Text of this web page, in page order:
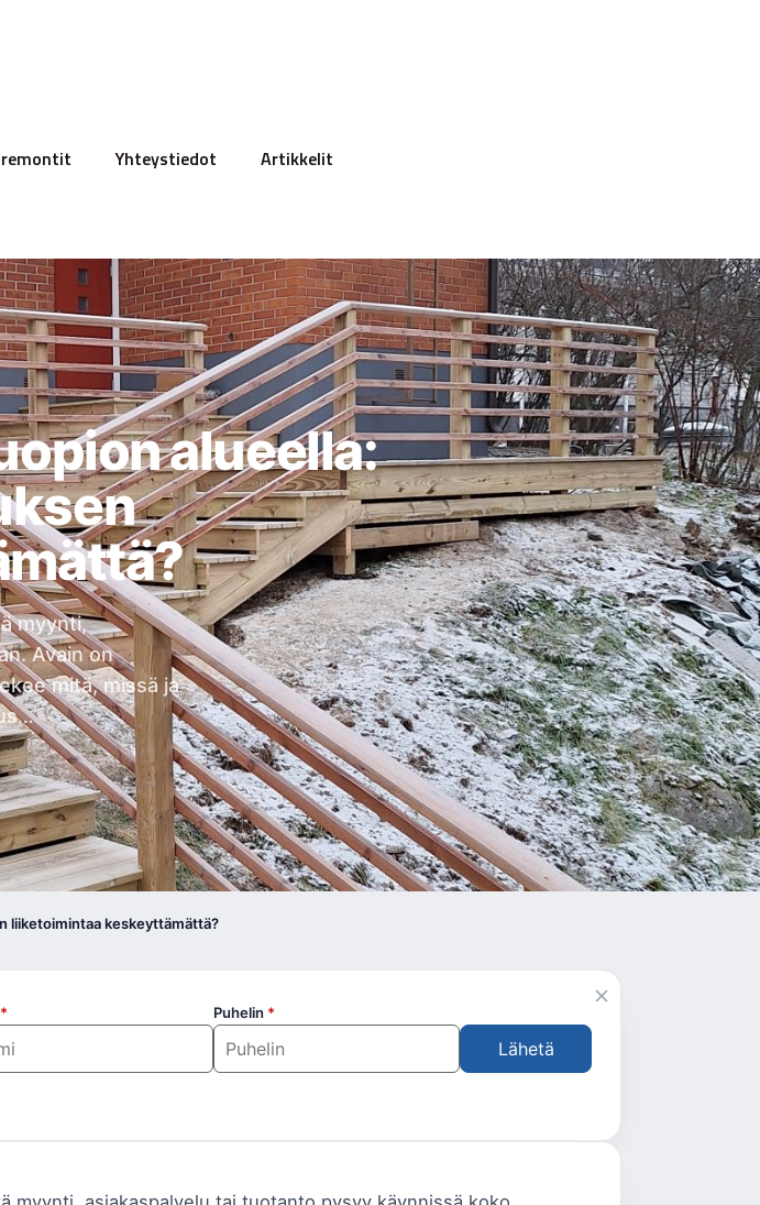
Yhteystiedot Artikkelit
alueella:
myynti,
Avain on
mitä, missä ja
liiketoimintaa keskeyttämättä?
* Puhelin *
Lähetä